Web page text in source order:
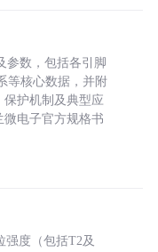
参数，包括各引脚
等核心数据，并附
护机制及典型应
电子官方规格书
强度（包括T2及